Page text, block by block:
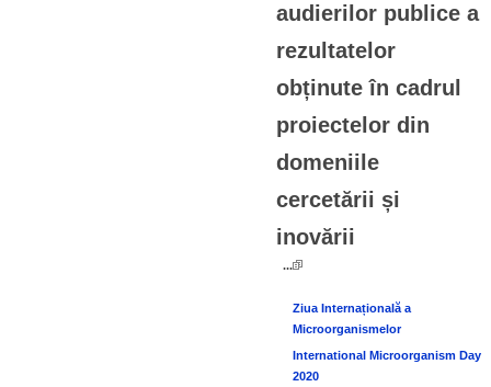
audierilor publice a
rezultatelor
obținute în cadrul
proiectelor din
domeniile
cercetării și
inovării
...
Ziua Internațională a
Microorganismelor
International Microorganism Day
2020